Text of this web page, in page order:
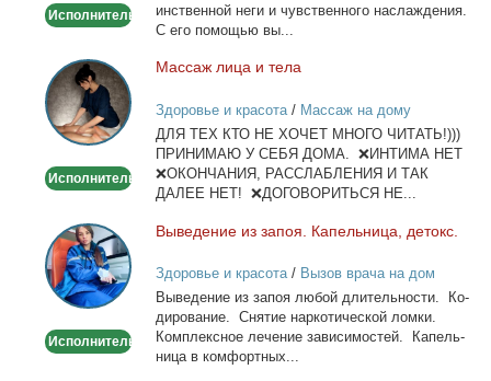
Исполнитель
ин­ствен­ной неги и чув­ствен­но­го на­сла­жде­ния.
С его по­мо­щью вы...
Массаж
лица
и
тела
Исполнитель
Мас­саж ли­ца и те­ла
Здоровье и красота/ Массаж на дому
ДЛЯ ТЕХ КТО НЕ ХОЧЕТ МНОГО ЧИТАТЬ!)))
ПРИНИМАЮ У СЕБЯ ДОМА. ❌ИНТИМА НЕТ
❌ОКОНЧАНИЯ, РАССЛАБЛЕНИЯ И ТАК
ДАЛЕЕ НЕТ! ❌ДОГОВОРИТЬСЯ НЕ...
Выведение
из
запоя.
Капельница,
Исполнитель
Вы­ве­де­ние из за­поя. Ка­пель­ни­ца, де­токс.
Здоровье и красота/ Вызов врача на дом
Вы­ве­де­ние из за­поя лю­бой дли­тель­но­сти. Ко­
ди­ро­ва­ние. Сня­тие нар­ко­ти­че­ской лом­ки.
Ком­плекс­ное ле­че­ние за­ви­си­мо­стей. Ка­пель­
ни­ца в ком­форт­ных...